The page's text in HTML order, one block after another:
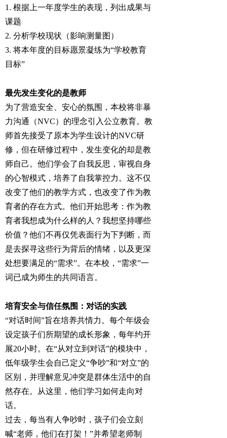
1. 根据上一年度学生的表现，列出成果与
课题
2. 分析学校现状（影响测量图）
3. 将本年度的目标愿景凝练为“学校教育
目标”
最先发生变化的是教师
为了营造安全、安心的氛围，本校将非暴
力沟通（NVC）的理念引入公立教育。教
师首先接受了原本为学生设计的NVC研
修，但在研修过程中，发生变化的却是教
师自己。他们学会了自我反思，审视自身
的心智模式，培养了自我掌控力。这不仅
改变了他们的教学方式，也改变了作为教
育者的存在方式。他们开始思考：作为教
育者我想成为什么样的人？我想坚持哪些
价值？他们不再仅凭表面行为下判断，而
是去探寻这些行为背后的情绪，以及更深
处想要满足的“需求”。在本校，“需求”一
词已成为师生的共同语言。
培育安全与信任氛围：对话的实践
“对话时间”旨在培养共情力。每个年级会
设定孩子们所期望的成长形象，每年约开
展20小时。在“从对立到对话”的模块中，
低年级学生会自己定义“争吵”和“对立”的
区别，并理解意见冲突是群体生活中的自
然存在。从这里，他们学习如何走向对
话。
过去，每当有人争吵时，孩子们会立刻
喊“老师，他们在打架！”并希望老师制